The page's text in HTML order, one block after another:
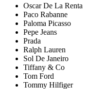
Oscar De La Renta
Paco Rabanne
Paloma Picasso
Pepe Jeans
Prada
Ralph Lauren
Sol De Janeiro
Tiffany & Co
Tom Ford
Tommy Hilfiger